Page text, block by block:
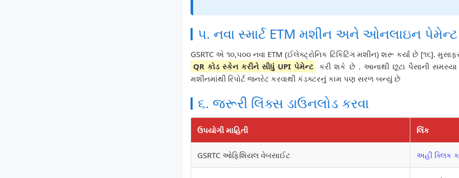
૫. નવા સ્માર્ટ ETM મશીન અને ઓનલાઇન પેમેન્ટ
GSRTC એ ૧૦,૫૦૦ નવા ETM (ઈલેક્ટ્રોનિક ટિકિટિંગ મશીન) શરૂ કર્યા છે [૧૬].
QR કોડ સ્કેન કરીને સીધું UPI પેમેન્ટ કરી શકે છે . આનાથી છૂટા પૈસાની
મશીનમાંથી રિપોર્ટ જનરેટ કરવાથી કંડક્ટરનું કામ પણ સરળ બન્યું છે
૬. જરૂરી લિંક્સ ડાઉનલોડ કરવા
ઉપયોગી માહિતી લિંક
GSRTC ઓફિશિયલ વેબસાઈટ અહીં ક્લિક